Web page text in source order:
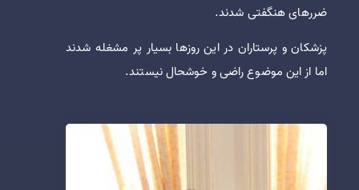
ضررهای هنگفتی شدند.
پزشکان و پرستاران در این روزها بسیار پر مشغله شدند
اما از این موضوع راضی و خوشحال نیستند.